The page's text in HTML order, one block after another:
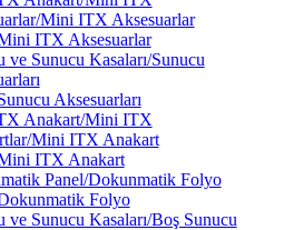
Mini ITX Aksesuarlar
ITX Aksesuarlar
ve Sunucu Kasaları/Sunucu
Aksesuarları
Anakart/Mini ITX
Mini ITX Anakart
ITX Anakart
Panel/Dokunmatik Folyo
Folyo
ve Sunucu Kasaları/Boş Sunucu